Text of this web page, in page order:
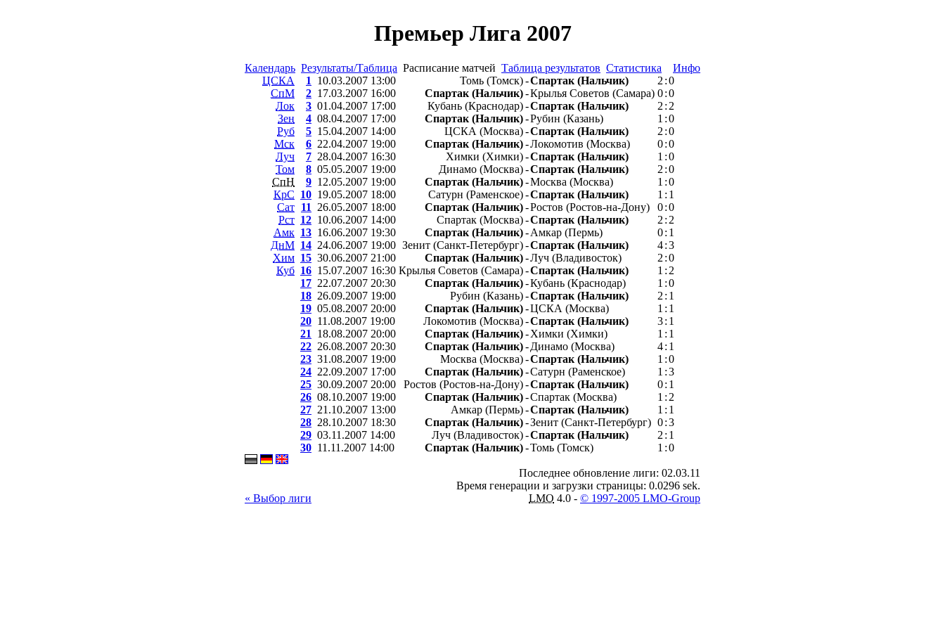
Премьер Лига 2007
Календарь Результаты/Таблица Расписание матчей Таблица результатов Статистика
Инфо
ЦСКА
СпМ
Лок
Зен
Руб
Мск
Луч
Том
СпН
КрС
Сат
Рст
Амк
ДнМ
Хим
Куб
1 10.03.2007 13:00 Томь (Томск)-Спартак (Нальчик) 2 :0
2 17.03.2007 16:00 Спартак (Нальчик)-Крылья Советов (Самара) 0:0
3 01.04.2007 17:00 Кубань (Краснодар)-Спартак (Нальчик) 2 : 2
4 08.04.2007 17:00 Спартак (Нальчик)-Рубин (Казань) 1 :0
5 15.04.2007 14:00 ЦСКА (Москва)-Спартак (Нальчик) 2 :0
6 22.04.2007 19:00 Спартак (Нальчик)-Локомотив (Москва) 0:0
7 28.04.2007 16:30 Химки (Химки)-Спартак (Нальчик) 1 :0
8 05.05.2007 19:00 Динамо (Москва)-Спартак (Нальчик) 2 :0
9 12.05.2007 19:00 Спартак (Нальчик)-Москва (Москва) 1 :0
10 19.05.2007 18:00 Сатурн (Раменское)-Спартак (Нальчик) 1 : 1
11
26.05.2007 18:00 Спартак (Нальчик)-Ростов (Ростов-на-Дону) 0:0
12 10.06.2007 14:00 Спартак (Москва)-Спартак (Нальчик) 2 : 2
13 16.06.2007 19:30 Спартак (Нальчик)- Амкар (Пермь) 0: 1
14 24.06.2007 19:00 Зенит (Санкт-Петербург)-Спартак (Нальчик) 4:3
15 30.06.2007 21:00 Спартак (Нальчик)-Луч (Владивосток) 2 :0
16 15.07.2007 16:30 Крылья Советов (Самара)-Спартак (Нальчик) 1 : 2
17 22.07.2007 20:30 Спартак (Нальчик)-Кубань (Краснодар) 1 :0
18 26.09.2007 19:00 Рубин (Казань)-Спартак (Нальчик) 2 : 1
19 05.08.2007 20:00 Спартак (Нальчик)-ЦСКА (Москва) 1 : 1
20 11.08.2007 19:00 Локомотив (Москва)-Спартак (Нальчик) 3: 1
21
18.08.2007 20:00 Спартак (Нальчик)- Химки (Химки) 1 : 1
22 26.08.2007 20:30 Спартак (Нальчик)- Динамо (Москва) 4: 1
23 31.08.2007 19:00 Москва (Москва)-Спартак (Нальчик) 1 :0
24 22.09.2007 17:00 Спартак (Нальчик)-Сатурн (Раменское) 1 :3
25 30.09.2007 20:00 Ростов (Ростов-на-Дону)-Спартак (Нальчик) 0: 1
26 08.10.2007 19:00 Спартак (Нальчик)-Спартак (Москва) 1 : 2
27 21.10.2007 13:00 Амкар (Пермь)-Спартак (Нальчик) 1 : 1
28 28.10.2007 18:30 Спартак (Нальчик)-Зенит (Санкт-Петербург) 0:3
29 03.11.2007 14:00 Луч (Владивосток)-Спартак (Нальчик) 2 : 1
30 11.11.2007 14:00 Спартак (Нальчик)-Томь (Томск) 1 :0
« Выбор лиги
Последнее обновление лиги: 02.03.11
Время генерации и загрузки страницы: 0.0296 sek.
LMO 4.0 - © 1997-2005 LMO-Group